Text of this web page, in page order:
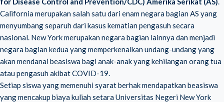
California merupakan salah satu dari enam negara bagian AS yang
menyumbang separuh dari kasus kematian pengasuh secara
nasional. New York merupakan negara bagian lainnya dan menjadi
negara bagian kedua yang memperkenalkan undang-undang yang
akan mendanai beasiswa bagi anak-anak yang kehilangan orang tua
atau pengasuh akibat COVID-19.
Setiap siswa yang memenuhi syarat berhak mendapatkan beasiswa
yang mencakup biaya kuliah setara Universitas Negeri New York